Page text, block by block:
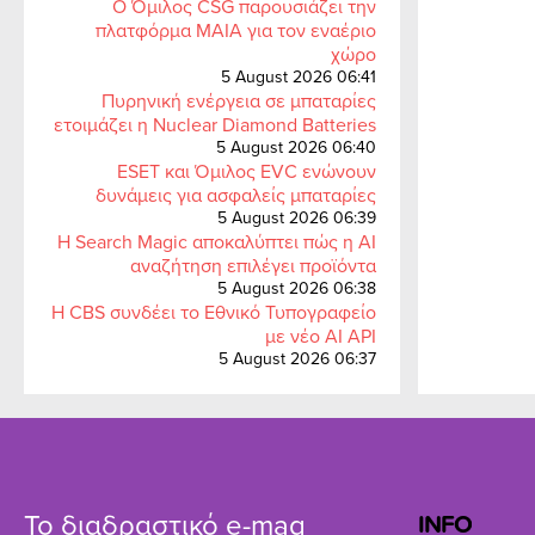
Ο Όμιλος CSG παρουσιάζει την
πλατφόρμα MAIA για τον εναέριο
χώρο
5 August 2026 06:41
Πυρηνική ενέργεια σε μπαταρίες
ετοιμάζει η Nuclear Diamond Batteries
5 August 2026 06:40
ESET και Όμιλος EVC ενώνουν
δυνάμεις για ασφαλείς μπαταρίες
5 August 2026 06:39
Η Search Magic αποκαλύπτει πώς η AI
αναζήτηση επιλέγει προϊόντα
5 August 2026 06:38
Η CBS συνδέει το Εθνικό Τυπογραφείο
με νέο AI API
5 August 2026 06:37
Το διαδραστικό e-mag INFO